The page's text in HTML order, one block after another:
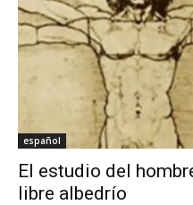
español
El estudio del
libre albedrío